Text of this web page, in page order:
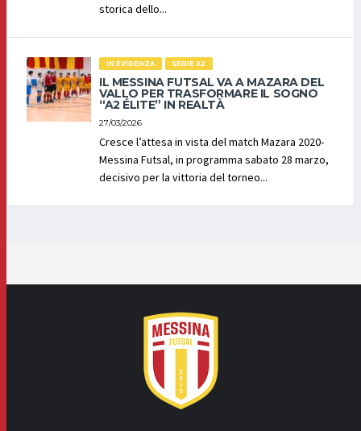
storica dello...
IN EVIDENZA SERIE A2
IL MESSINA FUTSAL VA A MAZARA DEL
VALLO PER TRASFORMARE IL SOGNO
“A2 ÉLITE” IN REALTÀ
27/03/2026
Cresce l’attesa in vista del match Mazara 2020-
Messina Futsal, in programma sabato 28 marzo,
decisivo per la vittoria del torneo...